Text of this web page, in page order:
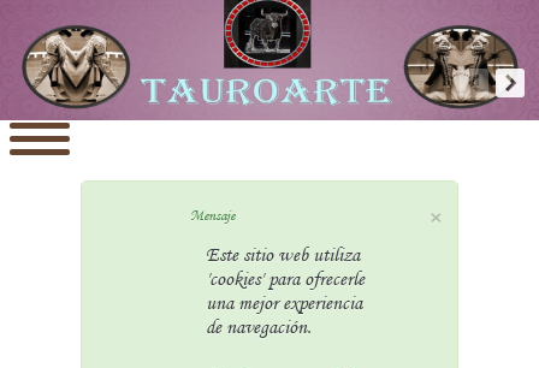
×
Mensaje
Este sitio web utiliza
'cookies' para ofrecerle
una mejor experiencia
de navegación.